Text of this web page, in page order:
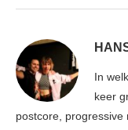
In
keer
postcore, progressive